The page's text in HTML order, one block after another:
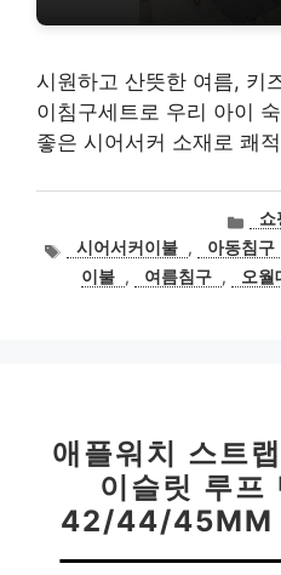
시원하고 산뜻한 여름, 키
이침구세트로 우리 아이
좋은 시어서커 소재로 쾌
카
테
고
리
쇼
태
그
시어서커이불 , 아동침구
이불 , 여름침구 , 오월
애플워치 스트
이슬릿 루프
42/44/45MM